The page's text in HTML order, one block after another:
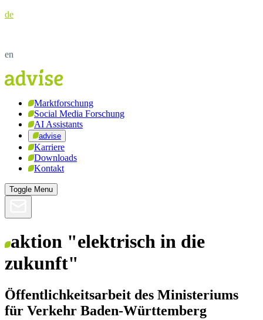
de
en
Marktforschung
Social Media Forschung
AI Assistants
advise
Karriere
Downloads
Kontakt
Toggle Menu
aktion "elektrisch in die
zukunft"
Öffentlichkeitsarbeit des Ministeriums
für Verkehr Baden-Württemberg